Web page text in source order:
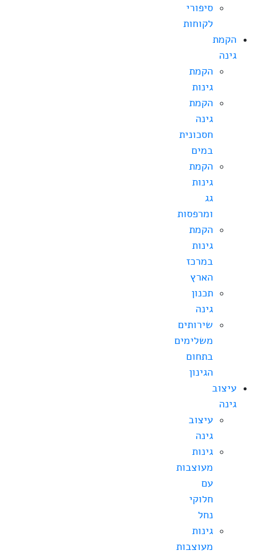
סיפורי
לקוחות
הקמת
גינה
הקמת
גינות
הקמת
גינה
חסכונית
במים
הקמת
גינות
גג
ומרפסות
הקמת
גינות
במרכז
הארץ
תכנון
גינה
שירותים
משלימים
בתחום
הגינון
עיצוב
גינה
עיצוב
גינה
גינות
מעוצבות
עם
חלוקי
נחל
גינות
מעוצבות